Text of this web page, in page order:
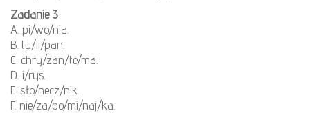
Zadanie 3
A. pi/wo/nia.
B. tu/li/pan.
C. chry/zan/te/ma.
D. i/rys.
E. sło/necz/nik.
F. nie/za/po/mi/naj/ka.